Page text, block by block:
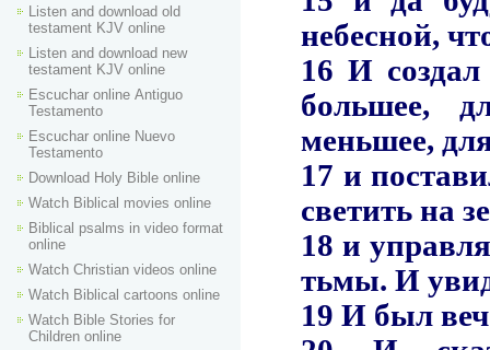
Listen and download old
testament KJV online
Listen and download new
testament KJV online
Escuchar online Аntiguo
Testamento
Escuchar online Nuevo
Testamento
Download Holy Bible online
Watch Biblical movies online
Biblical psalms in video format
online
Watch Christian videos online
Watch Biblical cartoons online
Watch Bible Stories for
Children online